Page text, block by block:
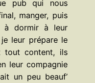
pub qui nous
manger, puis
à dormir à leur
leur prépare le
tout content, ils
leur compagnie
un peu beauf’